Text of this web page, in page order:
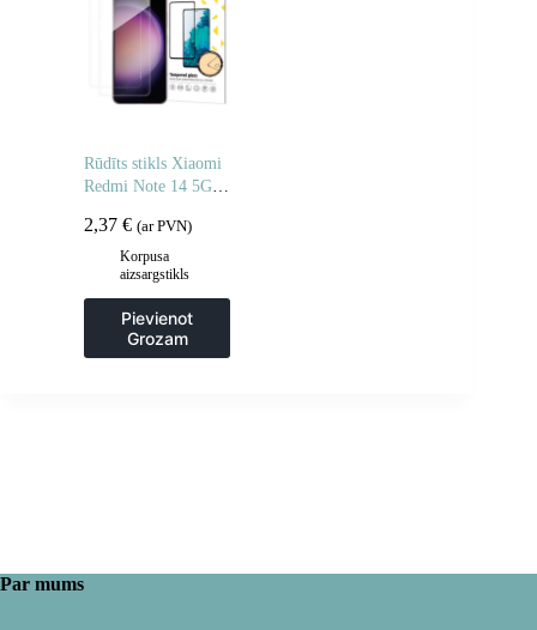
Rūdīts stikls Xiaomi
Redmi Note 14 5G /
stiklam – 2 gab.
2,37 € (ar PVN)
Korpusa
aizsargstikls
Pievienot
Grozam
Par mums